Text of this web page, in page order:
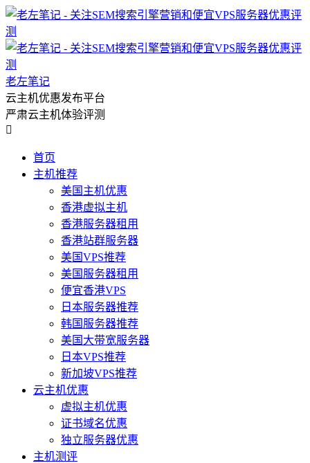
老左笔记
云主机优惠发布平台
严肃云主机体验评测

首页
主机推荐
美国主机优惠
香港虚拟主机
香港服务器租用
香港站群服务器
美国VPS推荐
美国服务器租用
便宜香港VPS
日本服务器推荐
韩国服务器推荐
美国大带宽服务器
日本VPS推荐
新加坡VPS推荐
云主机优惠
虚拟主机优惠
证书域名优惠
独立服务器优惠
主机测评